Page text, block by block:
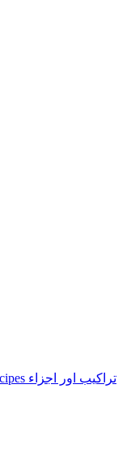
Recipes تراکیب اور اجزاء